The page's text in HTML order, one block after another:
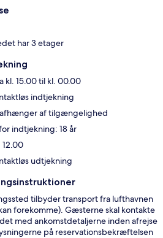
har 3 etager
kl. 15.00 til kl. 00.00
indtjekning
af tilgængelighed
indtjekning: 18 år
udtjekning
tilbyder transport fra lufthavnen
forekomme). Gæsterne skal kontakte
med ankomstdetaljerne inden afrejse
på reservationsbekræftelsen